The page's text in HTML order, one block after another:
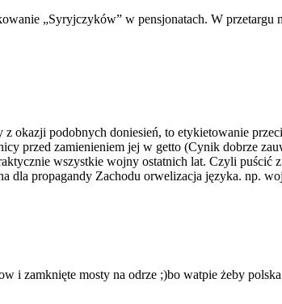
„Syryjczyków” w pensjonatach. W przetargu
okazji podobnych doniesień, to etykietowanie
przed zamienieniem jej w getto (Cynik dobrze
wszystkie wojny ostatnich lat. Czyli puścić
dla propagandy Zachodu orwelizacja języka. np.
zamknięte mosty na odrze ;)bo watpie żeby